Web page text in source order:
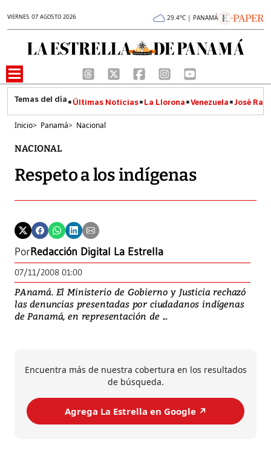
VIERNES 07 AGOSTO 2026 29.4°C | PANAMÁ
Últimas Noticias La Llorona Venezuela José
Inicio> Panamá> Nacional
NACIONAL
Respeto a los indígenas
PorRedacción Digital La Estrella
07/11/2008 01:00
PAnamá. El Ministerio de Gobierno y Justicia rechazó
las denuncias presentadas por ciudadanos indígenas
de Panamá, en representación de ...
Encuentra más de nuestra cobertura en los resultados
de búsqueda.
Agrega La Estrella en Google ↗️